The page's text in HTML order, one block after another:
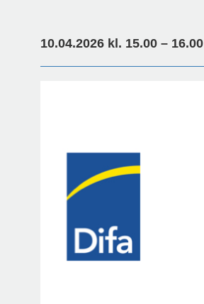
10.04.2026 kl. 15.00 – 16.00